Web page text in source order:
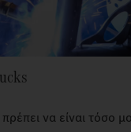
να είναι τόσο